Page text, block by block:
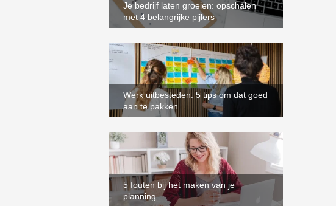
Je bedrijf laten groeien: opschalen
met 4 belangrijke pijlers
Werk uitbesteden: 5 tips om dat goed
aan te pakken
5 fouten bij het maken van je
planning